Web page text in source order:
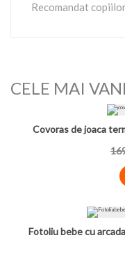
Recomandat
CELE MAI
Covoras de joaca
Fotoliu bebe cu